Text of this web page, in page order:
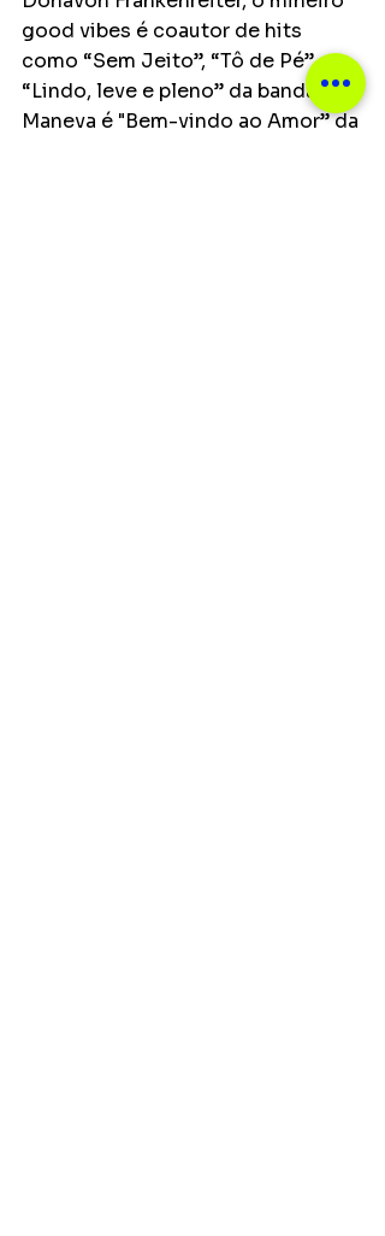
good vibes é coautor de hits
como “Sem Jeito”, “Tô de Pé” e
“Lindo, leve e pleno” da banda
Maneva é "Bem-vindo ao Amor” da